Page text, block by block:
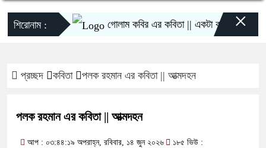
শিরোনাম : গোলাম কবির এর কবিতা || একটা কাঙ্ক্ষিত স্বপ্নের
×
প্রচ্ছদ কবিতা পলক রহমান এর কবিতা || আত্মদহন
পলক রহমান এর কবিতা || আত্মদহন
আপ : ০৩:৪৪:১৯ অপরাহ্ন, রবিবার, ১৪ জুন ২০২৬ ১৮৫ ভিউ :